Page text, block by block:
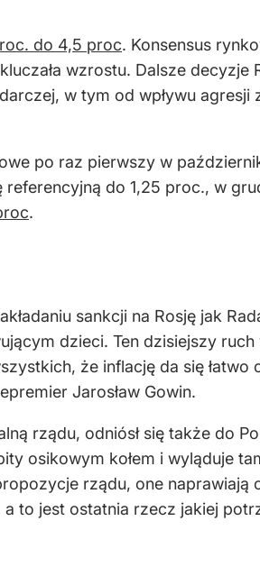
do 4,5 proc. Konsensus
wzrostu. Dalsze decyzje
w tym od wpływu agresji
po raz pierwszy w
do 1,25 proc., w
.
sankcji na Rosję jak
dzieci. Ten dzisiejszy
że inflację da się łatwo
Jarosław Gowin.
rządu, odniósł się także do
osikowym kołem i wyląduje
rządu, one
to jest ostatnia rzecz jakiej